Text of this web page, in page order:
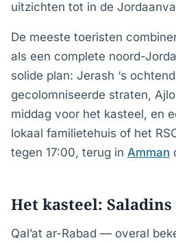
uitzichten tot in de
De meeste toeristen
als een complete noord-
solide plan: Jerash ‘s
gecolomniseerde straten,
middag voor het kasteel, en
lokaal familietehuis of het
tegen 17:00, terug in Amman
Het kasteel:
Qal’at ar-Rabad — overal